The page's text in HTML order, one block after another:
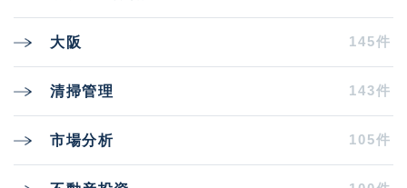
大阪 145件
清掃管理 143件
市場分析 105件